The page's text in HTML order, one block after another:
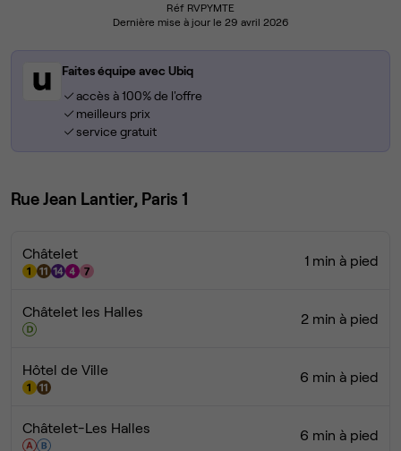
Réf RVPYMTE
Dernière mise à jour le 29 avril 2026
Faites équipe avec Ubiq
accès à 100% de l'offre
meilleurs prix
service gratuit
Rue Jean Lantier, Paris 1
Châtelet 1 min à pied
Châtelet les Halles 2 min à pied
Hôtel de Ville 6 min à pied
Châtelet-Les Halles 6 min à pied